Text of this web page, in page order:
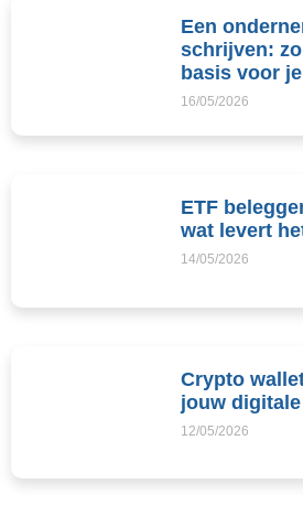
Een
schrijven:
basis voor
16/05/2026
ETF
wat levert
14/05/2026
Crypto
jouw
12/05/2026